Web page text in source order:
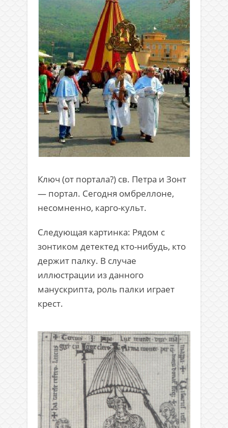
Ключ (от портала?) св. Петра и Зонт
— портал. Сегодня омбреллоне,
несомненно, карго-культ.
Следующая картинка: Рядом с
зонтиком детектед кто-нибудь, кто
держит палку. В случае
иллюстрации из данного
манускрипта, роль палки играет
крест.